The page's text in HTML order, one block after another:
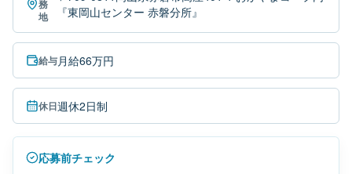
務
地
『東岡山センター 赤磐分所』
給与月給66万円
休日週休2日制
応募前チェック